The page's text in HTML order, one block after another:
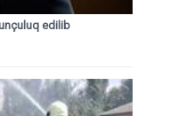
edilib